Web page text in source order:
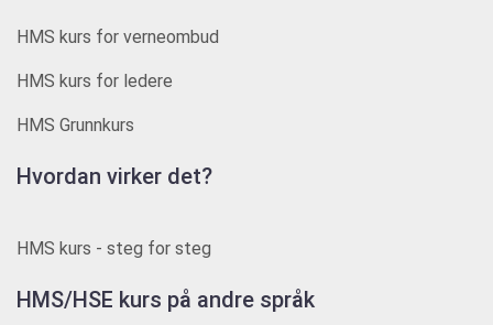
HMS kurs for verneombud
HMS kurs for ledere
HMS Grunnkurs
Hvordan virker det?
HMS kurs - steg for steg
HMS/HSE kurs på andre språk